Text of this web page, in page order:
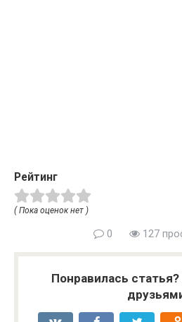
Рейтинг
( Пока оценок нет )
0 127
Понравилась